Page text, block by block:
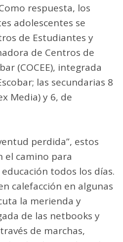
respuesta, los
adolescentes se
de Estudiantes y
de Centros de
(COCEE), integrada
las secundarias 8
Media) y 6, de
perdida”, estos
el camino para
todos los días.
calefacción en algunas
la merienda y
de las netbooks y
de marchas,